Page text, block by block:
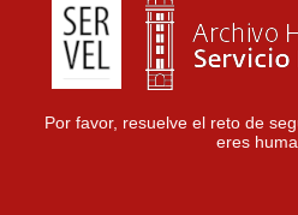
Por favor, resuelve el reto de
eres